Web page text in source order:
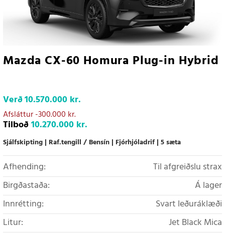
Mazda CX-60 Homura Plug-in Hybrid
Verð10.570.000 kr.
Afsláttur-300.000 kr.
Tilboð10.270.000 kr.
Sjálfskipting Raf.tengill / Bensín Fjórhjóladrif 5 sæta
Afhending:
Til afgreiðslu strax
Birgðastaða:
Á lager
Innrétting:
Svart leðuráklæði
Litur:
Jet Black Mica